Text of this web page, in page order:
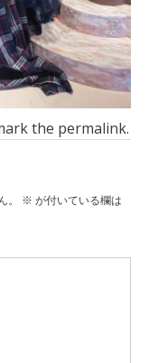
the permalink.
※ が付いている欄は